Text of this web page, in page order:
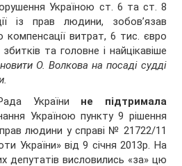
Україною ст. 6 та ст. 8
із прав людини, зобов’язав
витрат, 6 тис. євро
та головне і найцікавіше
О. Волкова на посаді судді
України не підтримала
Україною пункту 9 рішення
людини у справі № 21722/11
України» від 9 січня 2013р. На
депутатів висловились «за» цю